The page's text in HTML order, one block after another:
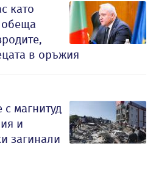
като
в оръжия
магнитуд
и
загинали